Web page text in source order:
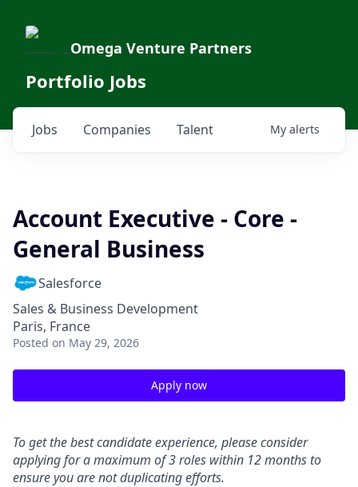
Omega Venture Partners
Portfolio Jobs
Jobs Companies Talent My alerts
Account Executive - Core -
General Business
Salesforce
Sales & Business Development
Paris, France
Posted on May 29, 2026
Apply now
To get the best candidate experience, please consider
applying for a maximum of 3 roles within 12 months to
ensure you are not duplicating efforts.